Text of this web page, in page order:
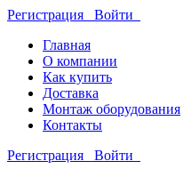
Регистрация Войти
Главная
О компании
Как купить
Доставка
Монтаж оборудования
Контакты
Регистрация Войти